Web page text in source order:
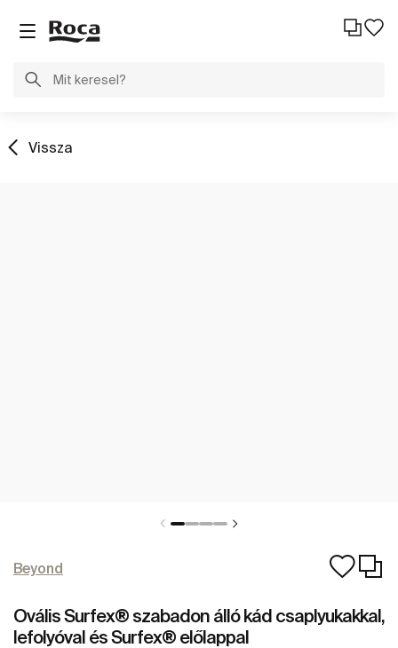
Vissza
Beyond
Ovális Surfex® szabadon álló kád csaplyukakkal,
lefolyóval és Surfex® előlappal